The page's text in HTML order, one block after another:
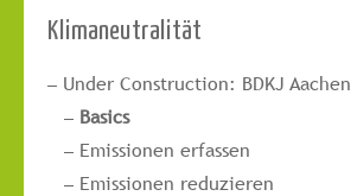
Klimaneutralität
Under Construction: BDKJ Aachen
Basics
Emissionen erfassen
Emissionen reduzieren